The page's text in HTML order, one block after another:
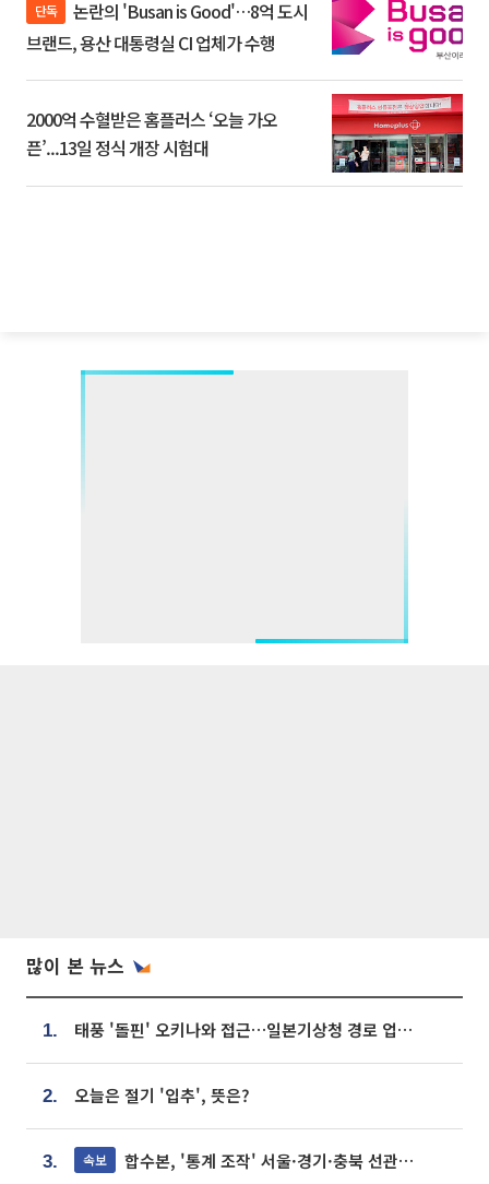
단독
브랜드, 용산 대통령실 CI 업체가 수행
2000억 수혈받은 홈플러스 ‘오늘 가오
픈’...13일 정식 개장 시험대
많이 본 뉴스
1. 태풍 '돌핀' 오키나와 접근…일본기상청 경로 업데이트
2. 오늘은 절기 '입추', 뜻은?
3. 속보 합수본, '통계 조작' 서울·경기·충북 선관위 등 추가 압수수색